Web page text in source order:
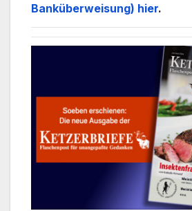
Banküberweisung) hier.